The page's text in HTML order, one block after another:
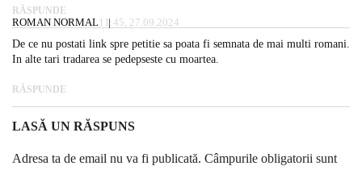
RĂSPUNDE
ROMAN NORMAL11:45, 27.09.2024
De ce nu postati link spre petitie sa poata fi semnata de mai multi romani.
In alte tari tradarea se pedepseste cu moartea.
RĂSPUNDE
LASĂ UN RĂSPUNS
Adresa ta de email nu va fi publicată. Câmpurile obligatorii sunt